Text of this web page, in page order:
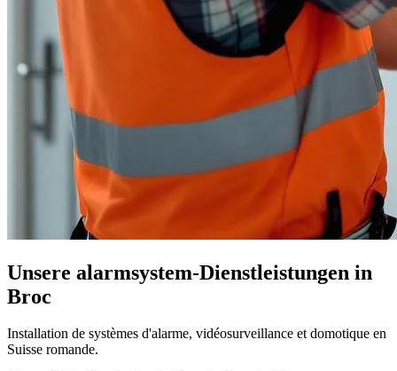
Unsere alarmsystem-Dienstleistungen in
Broc
Installation de systèmes d'alarme, vidéosurveillance et domotique en
Suisse romande.